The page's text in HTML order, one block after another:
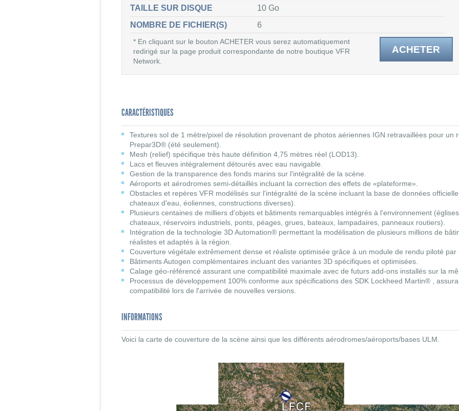
TAILLE SUR DISQUE
10 Go
NOMBRE DE FICHIER(S)
6
ACHETER
* En cliquant sur le bouton ACHETER vous serez automatiquement
redirigé sur la page produit correspondante de notre boutique VFR
Network.
CARACTÉRISTIQUES
Textures sol de 1 mètre/pixel de résolution provenant de photos aériennes IGN retravaillées pour un
Prepar3D® (été seulement).
Mesh (relief) spécifique très haute définition 4,75 mètres réel (LOD13).
Lacs et fleuves intégralement détourés avec eau navigable.
Gestion de la transparence des fonds marins sur l'intégralité de la scène.
Aéroports et aérodromes semi-détaillés incluant la correction des effets de «plateforme».
Obstacles et repères VFR modélisés sur l'intégralité de la scène incluant la base de données
chateaux d'eau, éoliennes, constructions diverses).
Plusieurs centaines de milliers d'objets et bâtiments remarquables intégrés à l'environnement
chateaux, réservoirs industriels, ponts, péages, grues, bateaux, lampadaires, panneaux routiers).
Intégration de la technologie 3D Automation® permettant la modélisation de plusieurs millions de
réalistes et adaptés à la région.
Couverture végétale extrêmement dense et réaliste optimisée grâce à un module de rendu piloté
Bâtiments Autogen complémentaires incluant des variantes 3D spécifiques et optimisées.
Calage géo-référencé assurant une compatibilité maximale avec de futurs add-ons installés sur la
Processus de développement 100% conforme aux spécifications des SDK Lockheed Martin® ,
compatibilité lors de l'arrivée de nouvelles versions.
INFORMATIONS
Voici la carte de couverture de la scène ainsi que les différents aérodromes/aéroports/bases ULM.